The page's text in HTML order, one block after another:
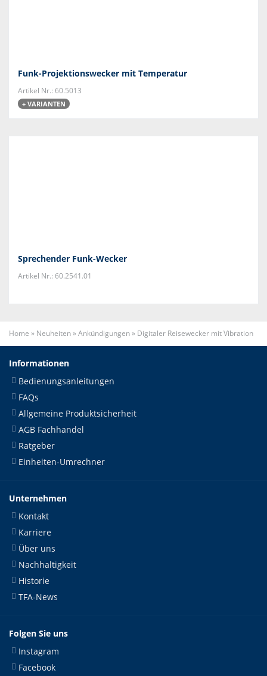
Funk-Projektionswecker mit Temperatur
Artikel Nr.: 60.5013
+ VARIANTEN
Sprechender Funk-Wecker
Artikel Nr.: 60.2541.01
Home » Neuheiten»Ankündigungen» Digitaler Reisewecker mit Vibration
Informationen
Bedienungsanleitungen
FAQs
Allgemeine Produktsicherheit
AGB Fachhandel
Ratgeber
Einheiten-Umrechner
Unternehmen
Kontakt
Karriere
Über uns
Nachhaltigkeit
Historie
TFA-News
Folgen Sie uns
Instagram
Facebook